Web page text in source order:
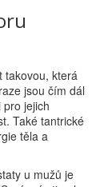
takovou, která
jsou čím dál
jejich
Také tantrické
těla a
u mužů je